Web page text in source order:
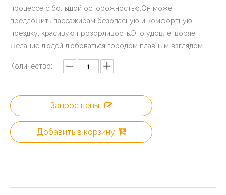
процессе с большой осторожностью.Он может
предложить пассажирам безопасную и комфортную
поездку, красивую прозорливость.Это удовлетворяет
желание людей любоваться городом плавным взглядом.
Количество:
Запрос цены
Добавить в корзину